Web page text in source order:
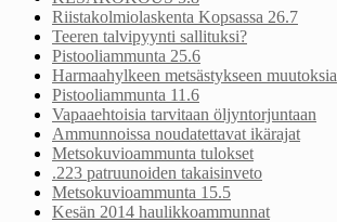
Riistakolmiolaskenta Kopsassa 26.7
Teeren talvipyynti sallituksi?
Pistooliammunta 25.6
Harmaahylkeen metsästykseen muutoksia
Pistooliammunta 11.6
Vapaaehtoisia tarvitaan öljyntorjuntaan
Ammunnoissa noudatettavat ikärajat
Metsokuvioammunta tulokset
.223 patruunoiden takaisinveto
Metsokuvioammunta 15.5
Kesän 2014 haulikkoammunnat